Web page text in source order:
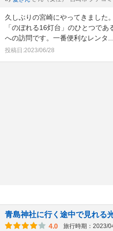
久しぶりの宮崎にやってきました
「のぼれる16灯台」のひとつであ
への訪問です。一番便利なレンタ
投稿日:2023/06/28
青島神社に行く途中で見れる
4.0 旅行時期：2023/